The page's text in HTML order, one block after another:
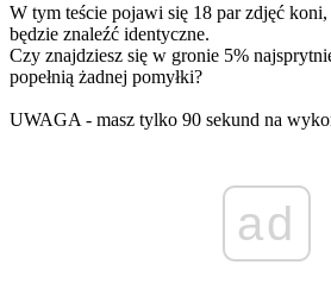
W tym teście pojawi się 18 par zdjęć
będzie znaleźć identyczne.
Czy znajdziesz się w gronie 5%
popełnią żadnej pomyłki?
UWAGA - masz tylko 90 sekund na
ad